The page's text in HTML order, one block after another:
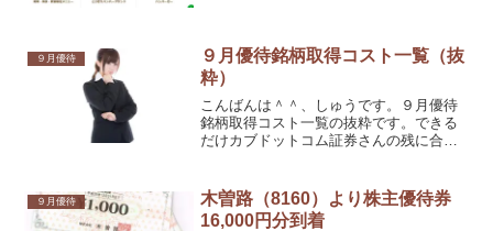
も？
９月優待
９月優待銘柄取得コスト一覧（抜
粋）
こんばんは＾＾、しゅうです。９月優待
銘柄取得コスト一覧の抜粋です。できる
だけカブドットコム証券さんの残に合わ
ットコム証券さんの実情と一部合ってい
ません。また、優待価値が...
９月優待
木曽路（8160）より株主優待券
16,000円分到着